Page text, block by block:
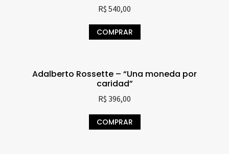
R$ 540,00
COMPRAR
Adalberto Rossette – “Una moneda por
caridad”
R$ 396,00
COMPRAR